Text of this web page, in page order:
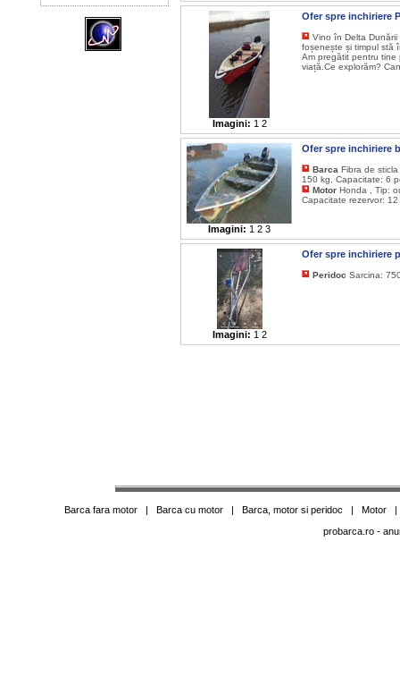
Imagini: 1 2
Ofer spre inchiriere
Vino în Delta
foșenește și timpul stă
Am pregătit pentru tine
viață.Ce explorăm?
Imagini: 1 2 3
Ofer spre inchiriere
Barca Fibra de
150 kg, Capacitate: 6
Motor Honda , Tip:
Capacitate rezervor:
Imagini: 1 2
Ofer spre inchiriere
Peridoc Sarcina:
Barca fara motor | Barca cu motor | Barca, motor si peridoc | Motor
probarca.ro -